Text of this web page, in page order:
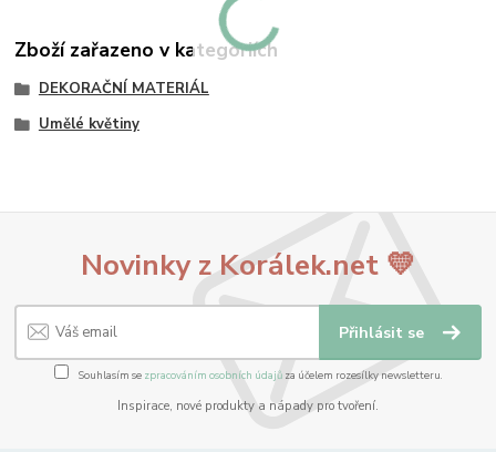
Zboží zařazeno v kategoriích
DEKORAČNÍ MATERIÁL
Umělé květiny
Novinky z Korálek.net 💛
Přihlásit se
Souhlasím se zpracováním osobních údajůza účelem rozesílky newsletteru.
Inspirace, nové produkty a nápady pro tvoření.